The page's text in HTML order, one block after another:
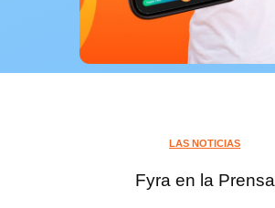
LAS NOTICIAS
Fyra en la Prensa